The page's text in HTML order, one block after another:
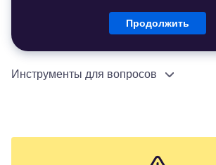
Продолжить
Инструменты для вопросов